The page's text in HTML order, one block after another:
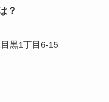
？
黒1丁目6-15